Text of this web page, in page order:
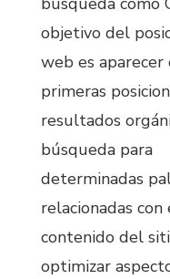
objetivo del
web es aparecer
primeras
resultados
búsqueda para
determinadas
relacionadas con
contenido del
optimizar